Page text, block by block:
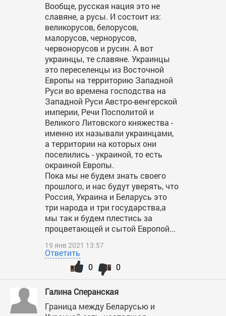
Вообще, русская нация это не
славяне, а русы. И состоит из:
великорусов, белорусов,
малорусов, чернорусов,
червонорусов и русин. А вот
украинцы, те славяне. Украинцы
это переселенцы из Восточной
Европы на территорию Западной
Руси во времена господства на
Западной Руси Австро-венгерской
империи, Речи Посполитой и
Великого Литовского княжества -
именно их называли украинцами,
а территории на которых они
поселились - украиной, то есть
окраиной Европы.
Пока мы не будем знать своего
прошлого, и нас будут уверять, что
Россия, Украина и Беларусь это
три народа и три государства,а
мы так и будем плестись за
процветающей и сытой Европой...
19 янв 2021 13:57
Ответить
0
0
Галина Сперанская
Граница между Беларусью и